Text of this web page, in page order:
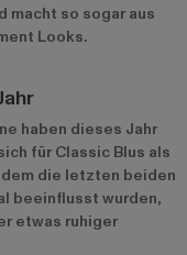
macht so sogar aus
Looks.
haben dieses Jahr
für Classic Blus als
die letzten beiden
beeinflusst wurden,
etwas ruhiger